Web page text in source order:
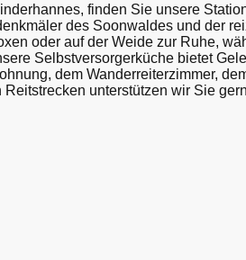
finden Sie unsere
des Soonwaldes und der
oder auf der Weide zur Ruhe,
Selbstversorgerküche bietet
dem Wanderreiterzimmer,
unterstützen wir Sie